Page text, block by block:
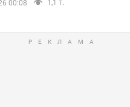
00:08 1,1 т.